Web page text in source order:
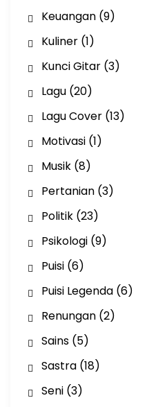
Keuangan(9)
Kuliner(1)
Kunci Gitar(3)
Lagu(20)
Lagu Cover(13)
Motivasi(1)
Musik(8)
Pertanian(3)
Politik(23)
Psikologi(9)
Puisi(6)
Puisi Legenda(6)
Renungan(2)
Sains(5)
Sastra(18)
Seni(3)